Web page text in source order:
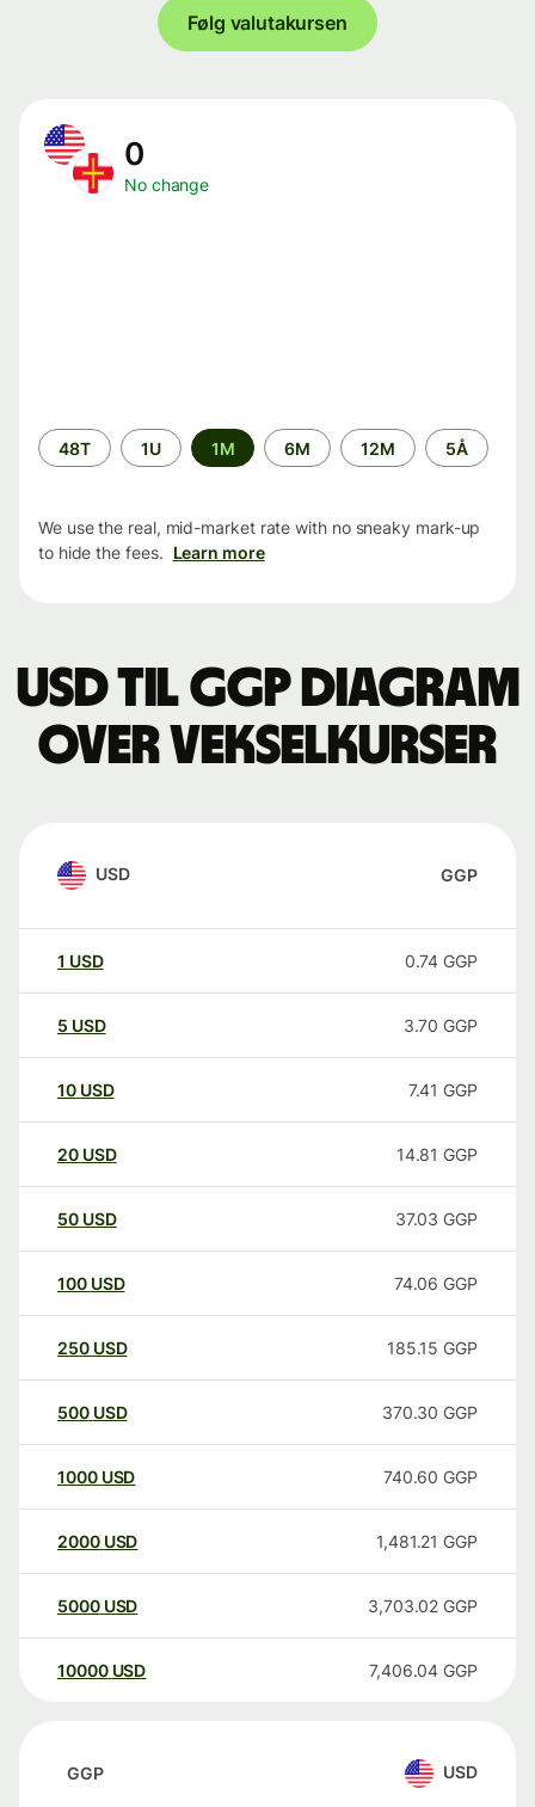
Følg valutakursen
0
No change
Time
period
48T 1U 1M 6M 12M 5Å
We use the real, mid-market rate with no sneaky mark-up
to hide the fees. Learn more
USD til GGP Diagram
over vekselkurser
USD GGP
1 USD 0.74 GGP
5 USD 3.70 GGP
10 USD 7.41 GGP
20 USD 14.81 GGP
50 USD 37.03 GGP
100 USD 74.06 GGP
250 USD 185.15 GGP
500 USD 370.30 GGP
1000 USD 740.60 GGP
2000 USD 1,481.21 GGP
5000 USD 3,703.02 GGP
10000 USD 7,406.04 GGP
GGP USD